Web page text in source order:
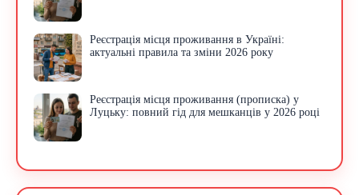
Реєстрація місця проживання в Україні:
актуальні правила та зміни 2026 року
Реєстрація місця проживання (прописка) у
Луцьку: повний гід для мешканців у 2026 році